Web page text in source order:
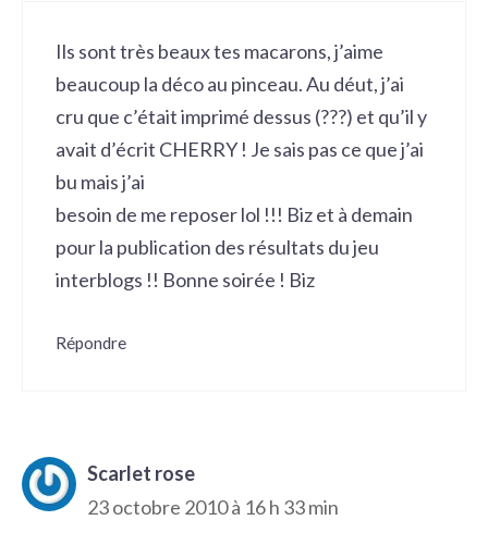
Ils sont très beaux tes macarons, j’aime
beaucoup la déco au pinceau. Au déut, j’ai
cru que c’était imprimé dessus (???) et qu’il y
avait d’écrit CHERRY ! Je sais pas ce que j’ai
bu mais j’ai
besoin de me reposer lol !!! Biz et à demain
pour la publication des résultats du jeu
interblogs !! Bonne soirée ! Biz
Répondre
Scarlet rose
23 octobre 2010 à 16 h 33 min